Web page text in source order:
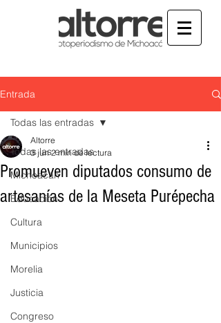
Entrada
Todas las entradas
Michoacán
Educación
Cultura
Municipios
Morelia
Justicia
Congreso
Todas las entradas
Promueven diputados consumo de
artesanías de la Meseta Purépecha
Altorre
3 jun 2 min de lectura